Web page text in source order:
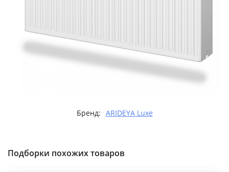
Бренд: ARIDEYA Luxe
Подборки похожих товаров